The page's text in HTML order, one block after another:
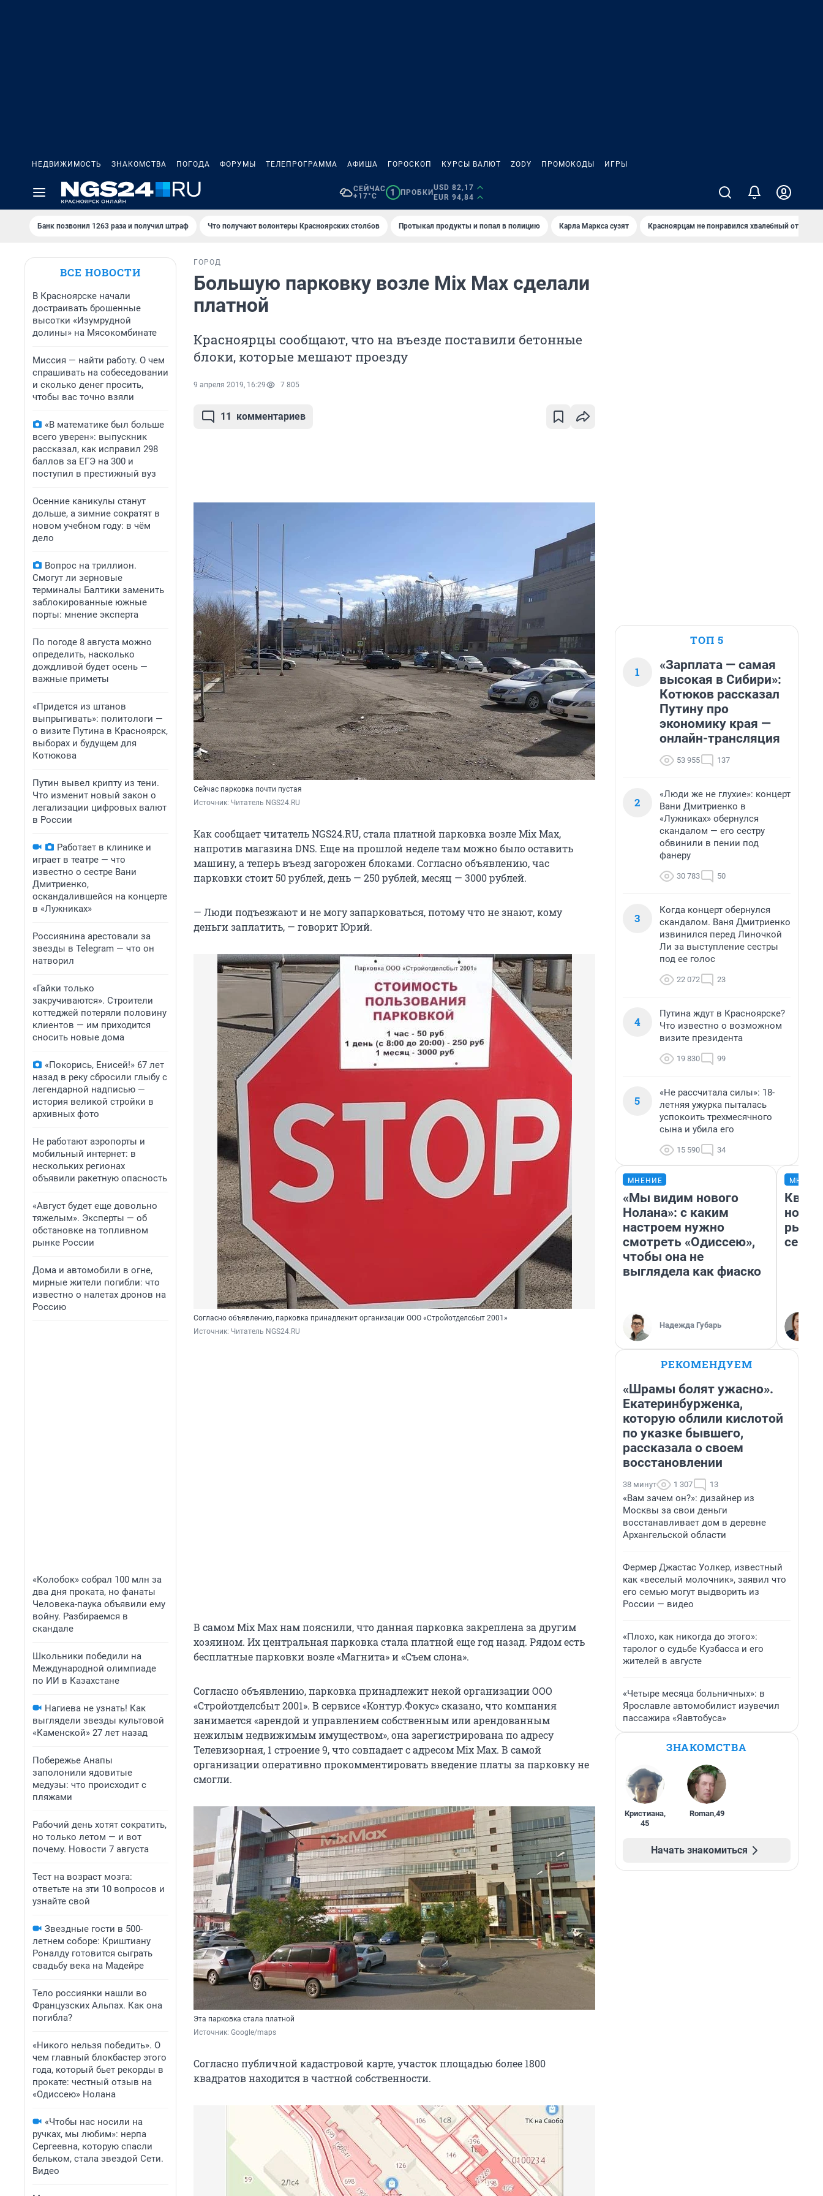
НЕДВИЖИМОСТЬ ЗНАКОМСТВА ПОГОДА ФОРУМЫ ТЕЛЕПРОГРАММА АФИША ГОРОСКОП КУРСЫ ВАЛЮТ ZODY ПРОМОКОДЫ ИГРЫ
СЕЙЧАС
+17°C
1 ПРОБКИ
USD 82,17
EUR 94,84
Банк позвонил 1263 раза и получил штраф Что получают волонтеры Красноярских столбов Протыкал продукты и попал в полицию Карла Маркса сузят Красноярцам не понравился хвалебный отзыв о
ВСЕ НОВОСТИ
В Красноярске начали
достраивать брошенные
высотки «Изумрудной
долины» на Мясокомбинате
Миссия — найти работу. О чем
спрашивать на собеседовании
и сколько денег просить,
чтобы вас точно взяли
«В математике был больше
всего уверен»: выпускник
рассказал, как исправил 298
баллов за ЕГЭ на 300 и
поступил в престижный вуз
Осенние каникулы станут
дольше, а зимние сократят в
новом учебном году: в чём
дело
Вопрос на триллион.
Смогут ли зерновые
терминалы Балтики заменить
заблокированные южные
порты: мнение эксперта
По погоде 8 августа можно
определить, насколько
дождливой будет осень —
важные приметы
«Придется из штанов
выпрыгивать»: политологи —
о визите Путина в Красноярск,
выборах и будущем для
Котюкова
Путин вывел крипту из тени.
Что изменит новый закон о
легализации цифровых валют
в России
Работает в клинике и
играет в театре — что
известно о сестре Вани
Дмитриенко,
оскандалившейся на концерте
в «Лужниках»
Россиянина арестовали за
звезды в Telegram — что он
натворил
«Гайки только
закручиваются». Строители
коттеджей потеряли половину
клиентов — им приходится
сносить новые дома
«Покорись, Енисей!» 67 лет
назад в реку сбросили глыбу с
легендарной надписью —
история великой стройки в
архивных фото
Не работают аэропорты и
мобильный интернет: в
нескольких регионах
объявили ракетную опасность
«Август будет еще довольно
тяжелым». Эксперты — об
обстановке на топливном
рынке России
Дома и автомобили в огне,
мирные жители погибли: что
известно о налетах дронов на
Россию
«Колобок» собрал 100 млн за
два дня проката, но фанаты
Человека-паука объявили ему
войну. Разбираемся в
скандале
Школьники победили на
Международной олимпиаде
по ИИ в Казахстане
Нагиева не узнать! Как
выглядели звезды культовой
«Каменской» 27 лет назад
Побережье Анапы
заполонили ядовитые
медузы: что происходит с
пляжами
Рабочий день хотят сократить,
но только летом — и вот
почему. Новости 7 августа
Тест на возраст мозга:
ответьте на эти 10 вопросов и
узнайте свой
Звездные гости в 500-
летнем соборе: Криштиану
Роналду готовится сыграть
свадьбу века на Мадейре
Тело россиянки нашли во
Французских Альпах. Как она
погибла?
«Никого нельзя победить». О
чем главный блокбастер этого
года, который бьет рекорды в
прокате: честный отзыв на
«Одиссею» Нолана
«Чтобы нас носили на
ручках, мы любим»: нерпа
Сергеевна, которую спасли
бельком, стала звездой Сети.
Видео
ГОРОД
Большую парковку возле Mix Max сделали
платной
Красноярцы сообщают, что на въезде поставили бетонные
блоки, которые мешают проезду
9 апреля 2019, 16:29 7 805
11 комментариев
Сейчас парковка почти пустая
Источник: Читатель NGS24.RU
Как сообщает читатель NGS24.RU, стала платной парковка возле Mix Max,
напротив магазина DNS. Еще на прошлой неделе там можно было оставить
машину, а теперь въезд загорожен блоками. Согласно объявлению, час
парковки стоит 50 рублей, день — 250 рублей, месяц — 3000 рублей.
— Люди подъезжают и не могу запарковаться, потому что не знают, кому
деньги заплатить, — говорит Юрий.
Согласно объявлению, парковка принадлежит организации ООО «Стройотделсбыт 2001»
Источник: Читатель NGS24.RU
В самом Mix Max нам пояснили, что данная парковка закреплена за другим
хозяином. Их центральная парковка стала платной еще год назад. Рядом есть
бесплатные парковки возле «Магнита» и «Съем слона».
Согласно объявлению, парковка принадлежит некой организации ООО
«Стройотделсбыт 2001». В сервисе «Контур.Фокус» сказано, что компания
занимается «арендой и управлением собственным или арендованным
нежилым недвижимым имуществом», она зарегистрирована по адресу
Телевизорная, 1 строение 9, что совпадает с адресом Mix Max. В самой
организации оперативно прокомментировать введение платы за парковку не
смогли.
Эта парковка стала платной
Источник: Google/maps
Согласно публичной кадастровой карте, участок площадью более 1800
квадратов находится в частной собственности.
ТОП 5
1
«Зарплата — самая
высокая в Сибири»:
Котюков рассказал
Путину про
экономику края —
онлайн-трансляция
53 955 137
2
«Люди же не глухие»: концерт
Вани Дмитриенко в
«Лужниках» обернулся
скандалом — его сестру
обвинили в пении под
фанеру
30 783 50
3
Когда концерт обернулся
скандалом. Ваня Дмитриенко
извинился перед Линочкой
Ли за выступление сестры
под ее голос
22 072 23
4
Путина ждут в Красноярске?
Что известно о возможном
визите президента
19 830 99
5
«Не рассчитала силы»: 18-
летняя ужурка пыталась
успокоить трехмесячного
сына и убила его
15 590 34
МНЕНИЕ
«Мы видим нового
Нолана»: с каким
настроем нужно
смотреть «Одиссею»,
чтобы она не
выглядела как фиаско
Надежда Губарь
но
РЕКОМЕНДУЕМ
«Шрамы болят ужасно».
Екатеринбурженка,
которую облили кислотой
по указке бывшего,
рассказала о своем
восстановлении
38 минут 1 307 13
«Вам зачем он?»: дизайнер из
Москвы за свои деньги
восстанавливает дом в деревне
Архангельской области
Фермер Джастас Уолкер, известный
как «веселый молочник», заявил что
его семью могут выдворить из
России — видео
«Плохо, как никогда до этого»:
таролог о судьбе Кузбасса и его
жителей в августе
«Четыре месяца больничных»: в
Ярославле автомобилист изувечил
пассажира «Яавтобуса»
ЗНАКОМСТВА
Кристиана,
45
Roman,49
Начать знакомиться